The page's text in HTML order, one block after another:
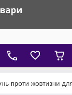
проти жовтизни для